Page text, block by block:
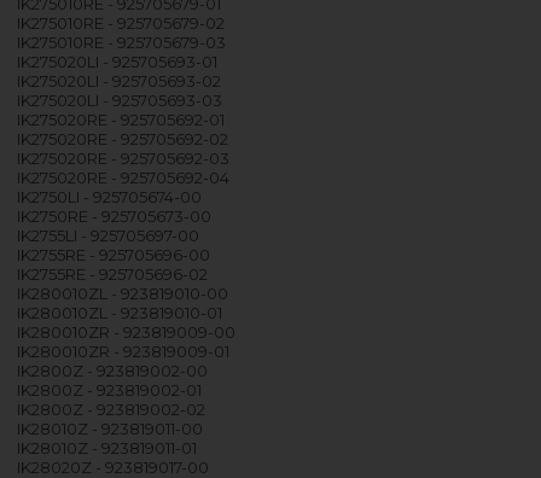
IK275010RE - 925705679-02
IK275010RE - 925705679-03
IK275020LI - 925705693-01
IK275020LI - 925705693-02
IK275020LI - 925705693-03
IK275020RE - 925705692-01
IK275020RE - 925705692-02
IK275020RE - 925705692-03
IK275020RE - 925705692-04
IK2750LI - 925705674-00
IK2750RE - 925705673-00
IK2755LI - 925705697-00
IK2755RE - 925705696-00
IK2755RE - 925705696-02
IK280010ZL - 923819010-00
IK280010ZL - 923819010-01
IK280010ZR - 923819009-00
IK280010ZR - 923819009-01
IK2800Z - 923819002-00
IK2800Z - 923819002-01
IK2800Z - 923819002-02
IK28010Z - 923819011-00
IK28010Z - 923819011-01
IK28020Z - 923819017-00